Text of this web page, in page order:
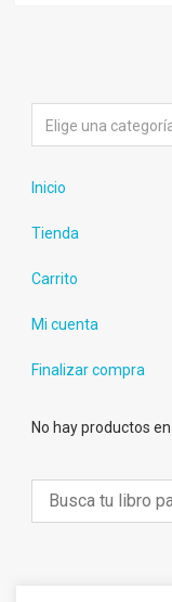
Elige una
Inicio
Tienda
Carrito
Mi cuenta
Finalizar compra
No hay productos